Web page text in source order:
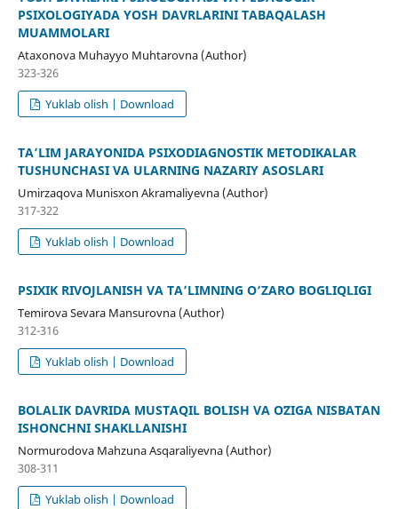
PSIXOLOGIYADA YOSH DAVRLARINI TABAQALASH
MUAMMOLARI
Ataxonova Muhayyo Muhtarovna (Author)
323-326
Yuklab olish | Download
TAʼLIM JARAYONIDA PSIXODIAGNOSTIK METODIKALAR
TUSHUNCHASI VA ULARNING NAZARIY ASOSLARI
Umirzaqova Munisxon Akramaliyevna (Author)
317-322
Yuklab olish | Download
PSIXIK RIVOJLANISH VA TA’LIMNING O‘ZARO BOGʻLIQLIGI
Temirova Sevara Mansurovna (Author)
312-316
Yuklab olish | Download
BOLALIK DAVRIDA MUSTAQIL BOʻLISH VA OʻZIGA NISBATAN
ISHONCHNI SHAKLLANISHI
Normurodova Mahzuna Asqaraliyevna (Author)
308-311
Yuklab olish | Download